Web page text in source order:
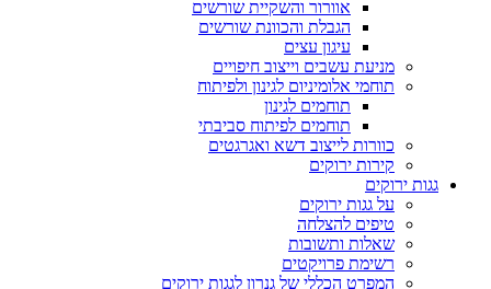
אוורור והשקיית שורשים
הגבלת והכוונת שורשים
עיגון עצים
מניעת עשבים וייצוב חיפויים
תוחמי אלומיניום לגינון ולפיתוח
תוחמים לגינון
תוחמים לפיתוח סביבתי
כוורות לייצוב דשא ואגרגטים
קירות ירוקים
גגות ירוקים
על גגות ירוקים
טיפים להצלחה
שאלות ותשובות
רשימת פרויקטים
המפרט הכללי של גנרון לגגות ירוקים